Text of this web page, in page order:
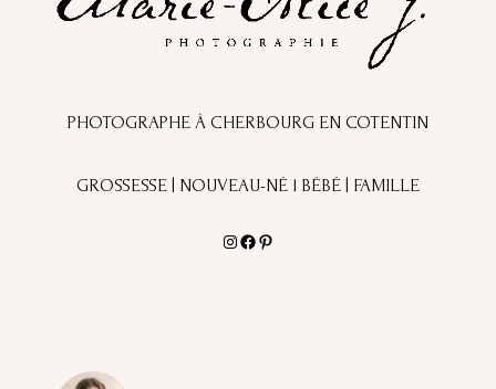
PHOTOGRAPHE À CHERBOURG EN COTENTIN
GROSSESSE | NOUVEAU-NÉ l BÉBÉ | FAMILLE
Instagram
Facebook
Pinterest